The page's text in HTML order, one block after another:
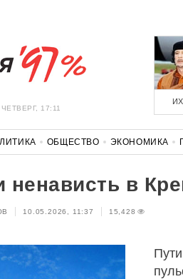
17:11
ОБЩЕСТВО ЭКОНОМИКА
ненависть в
10.05.2026, 11:37 15,428